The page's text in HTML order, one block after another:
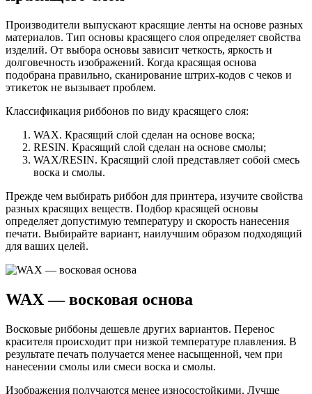
Производители выпускают красящие ленты на основе разных
материалов. Тип основы красящего слоя определяет свойства
изделий. От выбора основы зависит четкость, яркость и
долговечность изображений. Когда красящая основа
подобрана правильно, сканирование штрих-кодов с чеков и
этикеток не вызывает проблем.
Классификация риббонов по виду красящего слоя:
WAX. Красящий слой сделан на основе воска;
RESIN. Красящий слой сделан на основе смолы;
WAX/RESIN. Красящий слой представляет собой смесь
воска и смолы.
Прежде чем выбирать риббон для принтера, изучите свойства
разных красящих веществ. Подбор красящей основы
определяет допустимую температуру и скорость нанесения
печати. Выбирайте вариант, наилучшим образом подходящий
для ваших целей.
WAX — восковая основа
Восковые риббоны дешевле других вариантов. Перенос
красителя происходит при низкой температуре плавления. В
результате печать получается менее насыщенной, чем при
нанесении смолы или смеси воска и смолы.
Изображения получаются менее износостойкими. Лучше